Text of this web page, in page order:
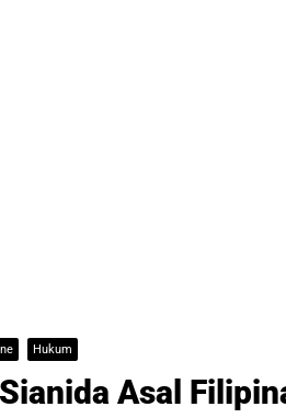
Hukum
Asal